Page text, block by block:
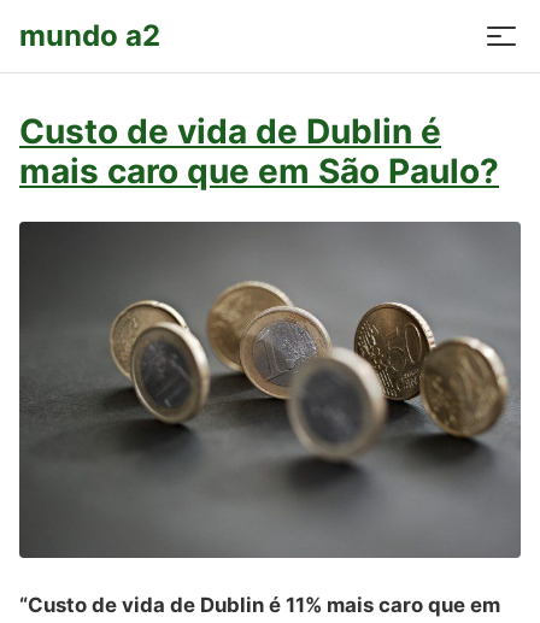
mundo a2
Custo de vida de Dublin é
mais caro que em São Paulo?
“Custo de vida de Dublin é 11% mais caro que em